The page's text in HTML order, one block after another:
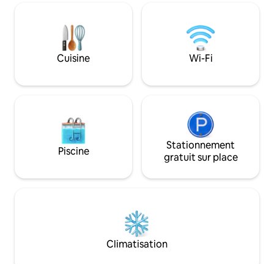
Netflix personnel, de la climatisation et
de 3 chambres, dont une avec salle de
bain privée. Location touristique non
entrepreneuriale sans services
Subasio à Assise
à Spolète.
des parkings.
Cuisine Wi-Fi
Piscine
Stationnement
gratuit sur place
Climatisation